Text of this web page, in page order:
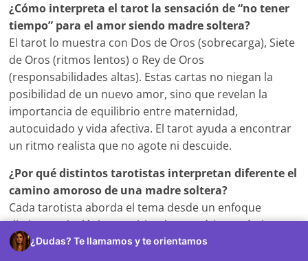
¿Cómo interpreta el tarot la sensación de “no tener
tiempo” para el amor siendo madre soltera?
El tarot lo muestra con Dos de Oros (sobrecarga), Siete
de Oros (ritmos lentos) o Rey de Oros
(responsabilidades altas). Estas cartas no niegan la
posibilidad de un nuevo amor, sino que revelan la
importancia de equilibrio entre maternidad,
autocuidado y vida afectiva. El tarot ayuda a encontrar
un ritmo realista que no agote ni descuide.
¿Por qué distintos tarotistas interpretan diferente el
camino amoroso de una madre soltera?
Cada tarotista aborda el tema desde un enfoque
distinto: psicológico, espiritual, energético, práctico o
evolutivo. Además, la maternidad introduce variables
¿Dudas? Te llamamos y te orientamos